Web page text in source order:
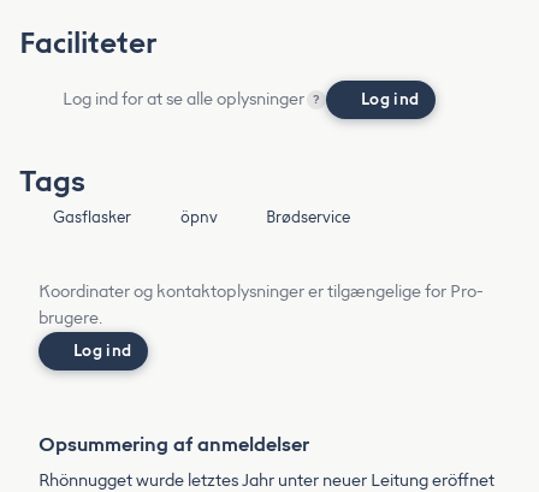
Faciliteter
Log ind for at se alle oplysninger ? Log ind
Tags
Gasflasker öpnv Brødservice
Koordinater og kontaktoplysninger er tilgængelige for Pro-
brugere.
Log ind
Opsummering af anmeldelser
Rhönnugget wurde letztes Jahr unter neuer Leitung eröffnet